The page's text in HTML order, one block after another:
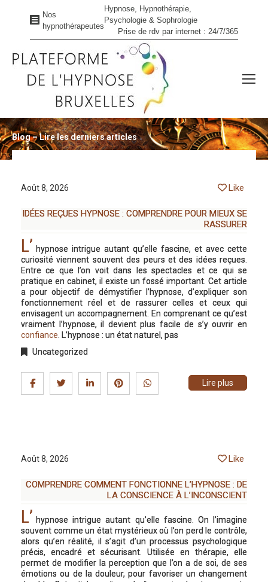
Nos
hypnothérapeutes
Hypnose, Hypnothérapie,
Psychologie & Sophrologie
Prise de rdv par internet : 24/7/365
Vous êtes ici :
Blog – Lire les derniers articles
Août 8, 2026 Like
IDÉES REÇUES HYPNOSE : COMPRENDRE POUR MIEUX SE
RASSURER
L’ hypnose intrigue autant qu’elle fascine, et avec cette
curiosité viennent souvent des peurs et des idées reçues.
Entre ce que l’on voit dans les spectacles et ce qui se
pratique en cabinet, il existe un fossé important. Cet article
a pour objectif de démystifier l’hypnose, d’expliquer son
fonctionnement réel et de rassurer celles et ceux qui
envisagent un accompagnement. En comprenant ce qu’est
vraiment l’hypnose, il devient plus facile de s’y ouvrir en
confiance . L’hypnose : un état naturel, pas
Uncategorized
Lire plus
Août 8, 2026 Like
COMPRENDRE COMMENT FONCTIONNE L’HYPNOSE : DE
LA CONSCIENCE À L’INCONSCIENT
L’ hypnose intrigue autant qu’elle fascine. On l’imagine
souvent comme un état mystérieux où l’on perd le contrôle,
alors qu’en réalité, il s’agit d’un processus psychologique
précis, encadré et sécurisant. Utilisée en thérapie, elle
permet de modifier la perception que l’on a de soi, de ses
émotions ou de la douleur, pour favoriser un changement